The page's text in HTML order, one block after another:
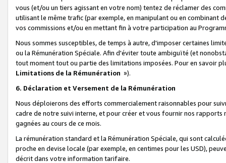
vous (et/ou un tiers agissant en votre nom) tentez de réclamer des
utilisant le même trafic (par exemple, en manipulant ou en combinant
vos commissions et/ou en mettant fin à votre participation au
Nous sommes susceptibles, de temps à autre, d'imposer certaines
ou la Rémunération Spéciale. Afin d'éviter toute ambiguïté (et
tout moment tout ou partie des limitations imposées. Pour en savoir
Limitations de la Rémunération »).
6. Déclaration et Versement de la Rémunération
Nous déploierons des efforts commercialement raisonnables pour
cadre de notre suivi interne, et pour créer et vous fournir nos
gagnées au cours de ce mois.
La rémunération standard et la Rémunération Spéciale, qui sont
proche en devise locale (par exemple, en centimes pour les USD),
décrit dans votre information tarifaire.